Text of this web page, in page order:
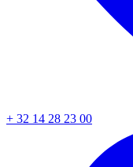
+ 32 14 28 23 00